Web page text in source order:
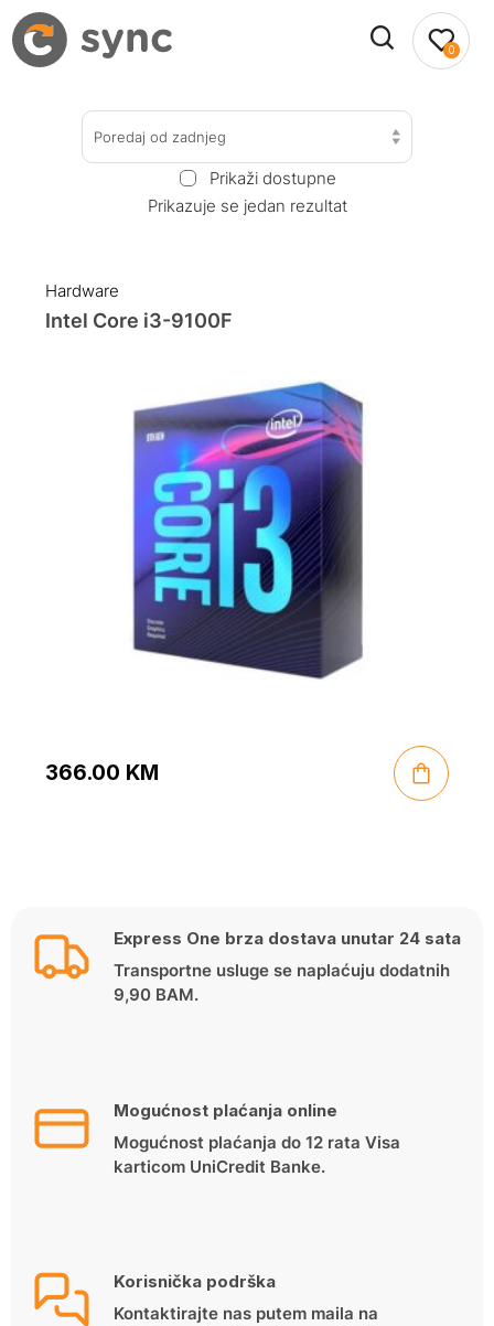
0
Poredaj od zadnjeg
Prikaži dostupne
Prikazuje se jedan rezultat
Hardware
Intel Core i3-9100F
366.00 KM
Express One brza dostava unutar 24 sata
Transportne usluge se naplaćuju dodatnih
9,90 BAM.
Mogućnost plaćanja online
Mogućnost plaćanja do 12 rata Visa
karticom UniCredit Banke.
Korisnička podrška
Kontaktirajte nas putem maila na